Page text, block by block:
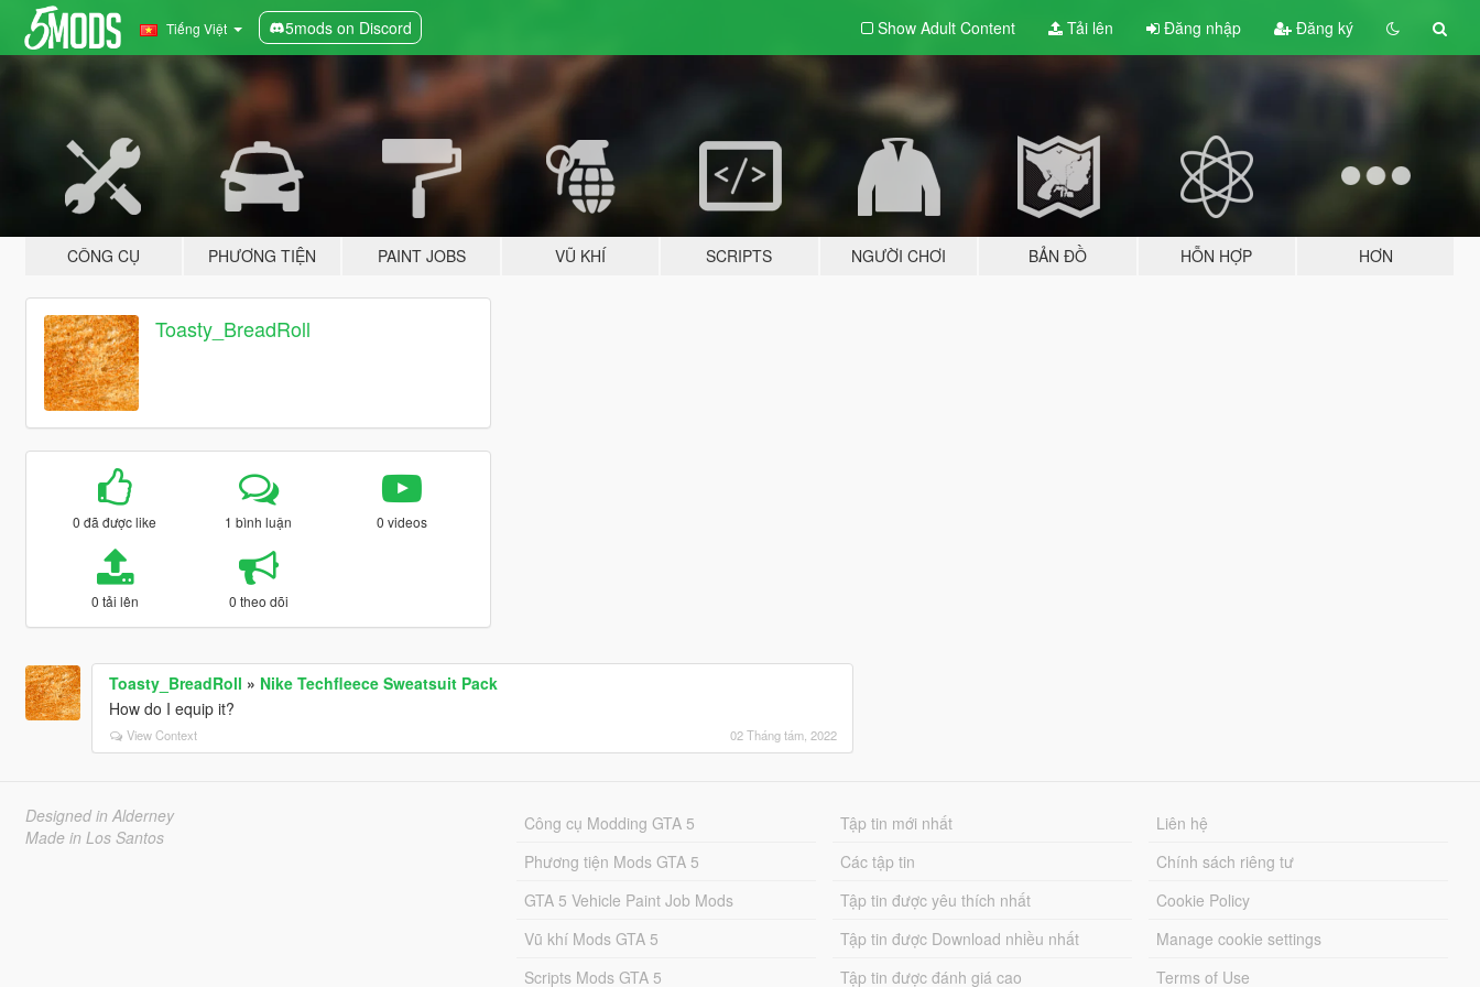
Tiếng Việt 5mods on Discord Show Adult Content Tải lên Đăng nhập Đăng ký
CÔNG CỤ PHƯƠNG TIỆN PAINT JOBS VŨ KHÍ SCRIPTS NGƯỜI CHƠI BẢN ĐỒ HỖN HỢP HƠN
Toasty_BreadRoll
0 đã được like 1 bình luận 0 videos
0 tải lên 0 theo dõi
Toasty_BreadRoll » Nike Techfleece Sweatsuit Pack
How do I equip it?
View Context 02 Tháng tám, 2022
Designed in Alderney
Made in Los Santos
Công cụ Modding GTA 5
Phương tiện Mods GTA 5
GTA 5 Vehicle Paint Job Mods
Vũ khí Mods GTA 5
Scripts Mods GTA 5
Tập tin mới nhất
Các tập tin
Tập tin được yêu thích nhất
Tập tin được Download nhiều nhất
Tập tin được đánh giá cao
Liên hệ
Chính sách riêng tư
Cookie Policy
Manage cookie settings
Terms of Use